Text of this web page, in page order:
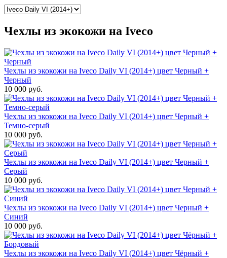
Чехлы из экокожи на Iveco
Чехлы из экокожи на Iveco Daily VI (2014+) цвет Черный +
Черный
10 000 руб.
Чехлы из экокожи на Iveco Daily VI (2014+) цвет Черный +
Темно-серый
10 000 руб.
Чехлы из экокожи на Iveco Daily VI (2014+) цвет Черный +
Серый
10 000 руб.
Чехлы из экокожи на Iveco Daily VI (2014+) цвет Черный +
Синий
10 000 руб.
Чехлы из экокожи на Iveco Daily VI (2014+) цвет Чёрный +